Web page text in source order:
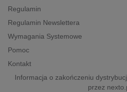
Regulamin
Regulamin Newslettera
Wymagania Systemowe
Pomoc
Kontakt
Informacja o zakończeniu
przez